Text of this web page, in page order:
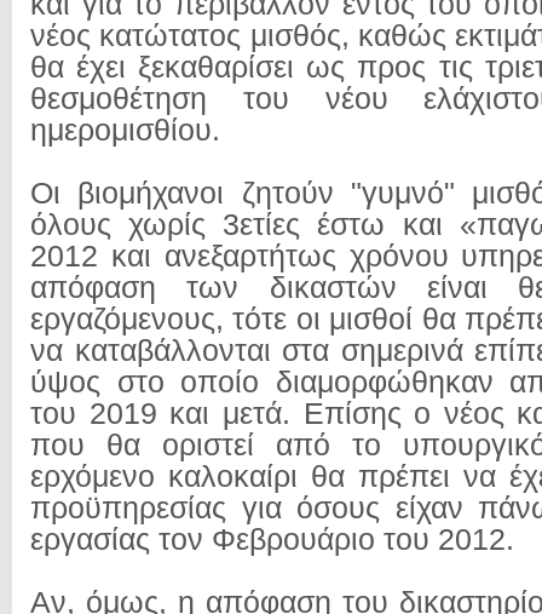
νέος κατώτατος μισθός, καθώς
θα έχει ξεκαθαρίσει ως προς τις
θεσμοθέτηση του νέου
ημερομισθίου.
Οι βιομήχανοι ζητούν "γυμνό"
όλους χωρίς 3ετίες έστω και
2012 και ανεξαρτήτως χρόνου
απόφαση των δικαστών είναι
εργαζόμενους, τότε οι μισθοί θα
να καταβάλλονται στα σημερινά
ύψος στο οποίο διαμορφώθηκαν
του 2019 και μετά. Επίσης ο νέος
που θα οριστεί από το
ερχόμενο καλοκαίρι θα πρέπει να
προϋπηρεσίας για όσους είχαν
εργασίας τον Φεβρουάριο του 2012.
Αν, όμως, η απόφαση του